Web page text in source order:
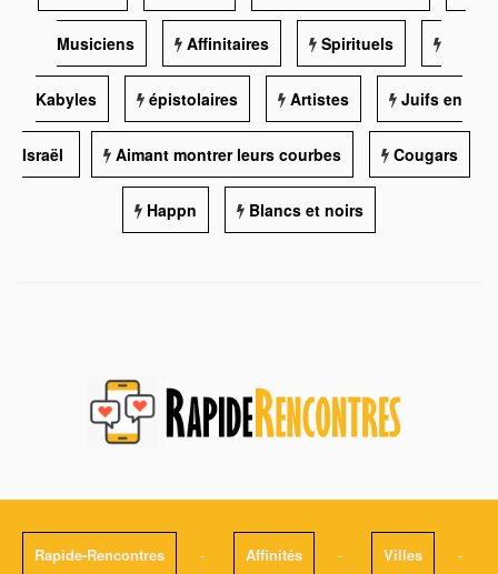
Musiciens Affinitaires Spirituels
Kabyles épistolaires Artistes Juifs en
Israël Aimant montrer leurs courbes Cougars
Happn Blancs et noirs
Rapide-Rencontres - Affinités - Villes -